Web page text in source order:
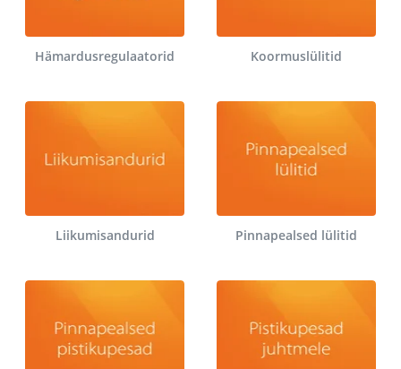
Hämardusregulaatorid Koormuslülitid
Liikumisandurid Pinnapealsed lülitid